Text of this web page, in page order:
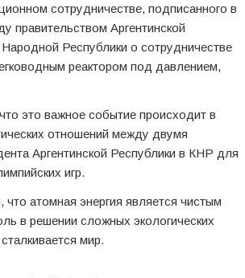
сотрудничестве, подписанного в
правительством Аргентинской
Республики о сотрудничестве
реактором под давлением,
это важное событие происходит в
отношений между двумя
Аргентинской Республики в КНР для
игр.
атомная энергия является чистым
в решении сложных экологических
мир.